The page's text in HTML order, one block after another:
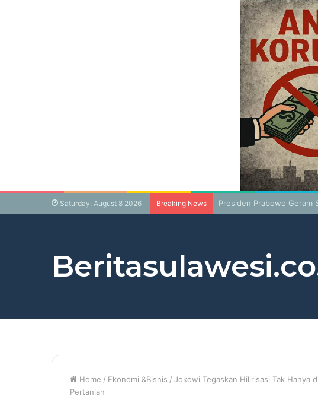
Saturday, August 8 2026 Breaking News Presiden Prabowo Geram
Home / Ekonomi &Bisnis / Jokowi Tegaskan Hilirisasi Tak Hanya
Pertanian